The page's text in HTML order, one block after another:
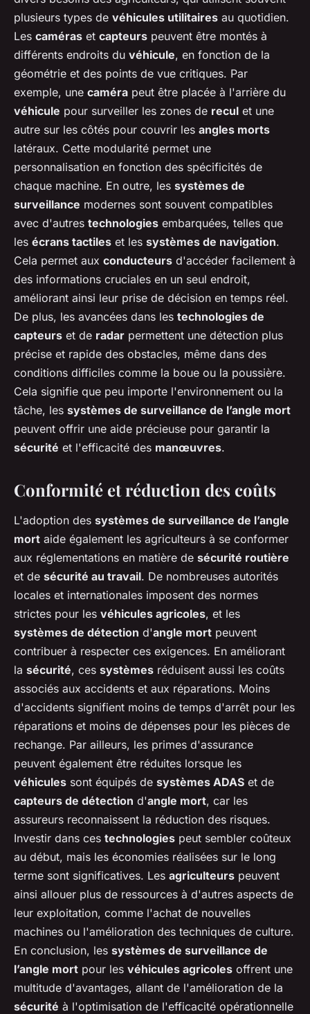
plusieurs types de véhicules utilitaires au quotidien.
Les caméras et capteurs peuvent être montés à
différents endroits du véhicule, en fonction de la
géométrie et des points de vue critiques. Par
exemple, une caméra peut être placée à l'arrière du
véhicule pour surveiller les zones de recul et une
autre sur les côtés pour couvrir les angles morts
latéraux. Cette modularité permet une
personnalisation en fonction des spécificités de
chaque machine. En outre, les systèmes de
surveillance modernes sont souvent compatibles
avec d'autres technologies embarquées, telles que
les écrans tactiles et les systèmes de navigation.
Cela permet aux conducteurs d'accéder facilement à
des informations cruciales en un seul endroit,
améliorant ainsi leur prise de décision en temps réel.
De plus, les avancées dans les technologies de
capteurs et de radar permettent une détection plus
précise et rapide des obstacles, même dans des
conditions difficiles comme la boue ou la poussière.
Cela signifie que peu importe l'environnement ou la
tâche, les systèmes de surveillance de l’angle mort
peuvent offrir une aide précieuse pour garantir la
sécurité et l'efficacité des manœuvres.
Conformité et réduction des coûts
L'adoption des systèmes de surveillance de l’angle
mort aide également les agriculteurs à se conformer
aux réglementations en matière de sécurité routière
et de sécurité au travail. De nombreuses autorités
locales et internationales imposent des normes
strictes pour les véhicules agricoles, et les
systèmes de détection d'angle mort peuvent
contribuer à respecter ces exigences. En améliorant
la sécurité, ces systèmes réduisent aussi les coûts
associés aux accidents et aux réparations. Moins
d'accidents signifient moins de temps d'arrêt pour les
réparations et moins de dépenses pour les pièces de
rechange. Par ailleurs, les primes d'assurance
peuvent également être réduites lorsque les
véhicules sont équipés de systèmes ADAS et de
capteurs de détection d'angle mort, car les
assureurs reconnaissent la réduction des risques.
Investir dans ces technologies peut sembler coûteux
au début, mais les économies réalisées sur le long
terme sont significatives. Les agriculteurs peuvent
ainsi allouer plus de ressources à d'autres aspects de
leur exploitation, comme l'achat de nouvelles
machines ou l'amélioration des techniques de culture.
En conclusion, les systèmes de surveillance de
l’angle mort pour les véhicules agricoles offrent une
multitude d'avantages, allant de l'amélioration de la
sécurité à l'optimisation de l'efficacité opérationnelle